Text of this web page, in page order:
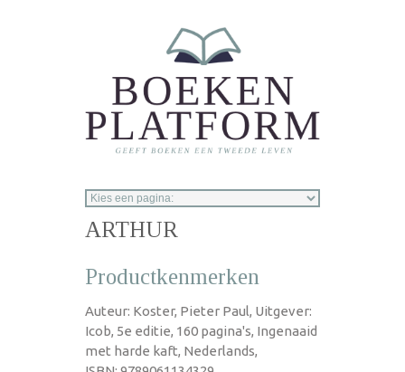
ARTHUR
Productkenmerken
Auteur: Koster, Pieter Paul, Uitgever:
Icob, 5e editie, 160 pagina's, Ingenaaid
met harde kaft, Nederlands,